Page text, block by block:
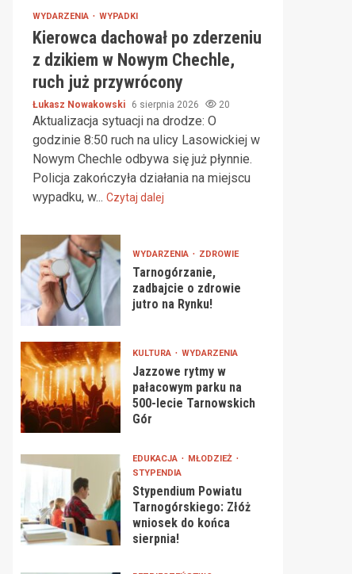
WYDARZENIA WYPADKI
Kierowca dachował po zderzeniu
z dzikiem w Nowym Chechle,
ruch już przywrócony
Łukasz Nowakowski 6 sierpnia 2026 20
Aktualizacja sytuacji na drodze: O
godzinie 8:50 ruch na ulicy Lasowickiej w
Nowym Chechle odbywa się już płynnie.
Policja zakończyła działania na miejscu
wypadku, w... Czytaj dalej
WYDARZENIA ZDROWIE
Tarnogórzanie,
zadbajcie o zdrowie
jutro na Rynku!
KULTURA WYDARZENIA
Jazzowe rytmy w
pałacowym parku na
500-lecie Tarnowskich
Gór
EDUKACJA
MŁODZIEŻ
STYPENDIA
Stypendium Powiatu
Tarnogórskiego: Złóż
wniosek do końca
sierpnia!